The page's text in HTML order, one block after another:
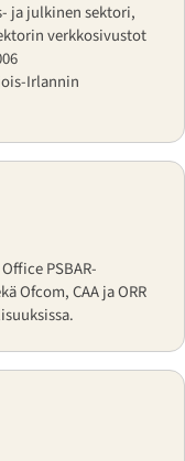
ja julkinen sektori,
verkkosivustot
Irlannin
PSBAR-
Ofcom, CAA ja ORR